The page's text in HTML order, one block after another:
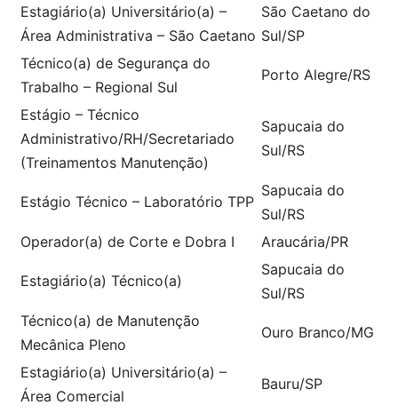
Estagiário(a) Universitário(a) –
Área Administrativa – São Caetano
São Caetano do
Sul/SP
Técnico(a) de Segurança do
Trabalho – Regional Sul
Porto Alegre/RS
Estágio – Técnico
Administrativo/RH/Secretariado
(Treinamentos Manutenção)
Sapucaia do
Sul/RS
Estágio Técnico – Laboratório TPP
Sapucaia do
Sul/RS
Operador(a) de Corte e Dobra I
Araucária/PR
Estagiário(a) Técnico(a)
Sapucaia do
Sul/RS
Técnico(a) de Manutenção
Mecânica Pleno
Ouro Branco/MG
Estagiário(a) Universitário(a) –
Área Comercial
Bauru/SP